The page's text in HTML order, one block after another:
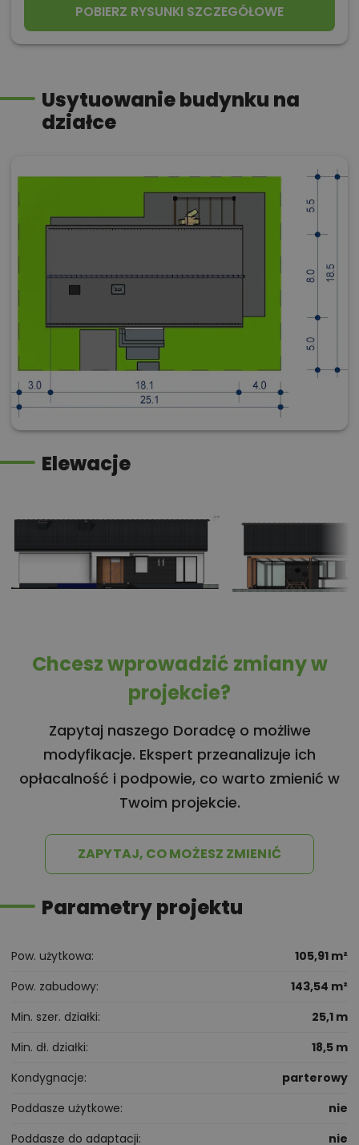
POBIERZ RYSUNKI SZCZEGÓŁOWE
Usytuowanie budynku na
działce
Elewacje
Chcesz wprowadzić zmiany w
projekcie?
Zapytaj naszego Doradcę o możliwe
modyfikacje. Ekspert przeanalizuje ich
opłacalność i podpowie, co warto zmienić w
Twoim projekcie.
ZAPYTAJ, CO MOŻESZ ZMIENIĆ
Parametry projektu
Pow. użytkowa
105,91 m²
Pow. zabudowy
143,54 m²
Min. szer. działki
25,1 m
Min. dł. działki
18,5 m
Kondygnacje
parterowy
Poddasze użytkowe
nie
Poddasze do adaptacji
nie